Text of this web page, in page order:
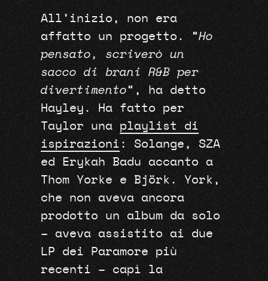
All’inizio, non era
affatto un progetto. “Ho
pensato, scriverò un
sacco di brani R&B per
divertimento “, ha detto
Hayley. Ha fatto per
Taylor una playlist di
ispirazioni : Solange, SZA
ed Erykah Badu accanto a
Thom Yorke e Björk. York,
che non aveva ancora
prodotto un album da solo
– aveva assistito ai due
LP dei Paramore più
recenti – capì la